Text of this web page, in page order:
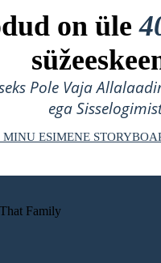
on üle
Pole Vaja
ega
MINU ESIMENE